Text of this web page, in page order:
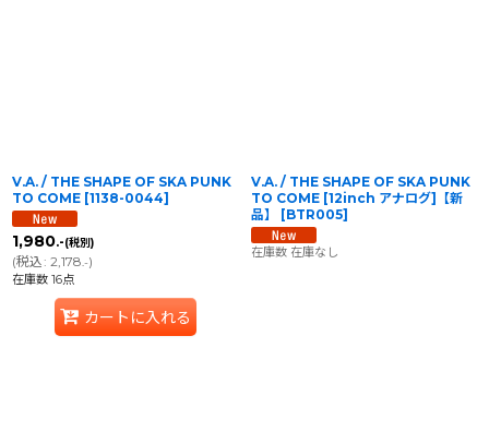
V.A. / THE SHAPE OF SKA PUNK
TO COME [1138-0044]
1,980.-(税別)
(税込: 2,178.-)
在庫数 16点
カートに入れる
V.A. / THE SHAPE OF SKA PUNK
TO COME [12inch アナログ]【新
品】
[BTR005]
在庫数 在庫なし